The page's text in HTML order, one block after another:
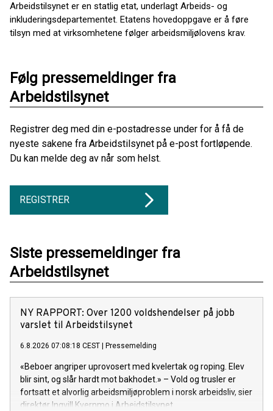
Arbeidstilsynet er en statlig etat, underlagt Arbeids- og
inkluderingsdepartementet. Etatens hovedoppgave er å føre
tilsyn med at virksomhetene følger arbeidsmiljølovens krav.
Følg pressemeldinger fra
Arbeidstilsynet
Registrer deg med din e-postadresse under for å få de
nyeste sakene fra Arbeidstilsynet på e-post fortløpende.
Du kan melde deg av når som helst.
REGISTRER
Siste pressemeldinger fra
Arbeidstilsynet
NY RAPPORT: Over 1200 voldshendelser på jobb
varslet til Arbeidstilsynet
6.8.2026 07:08:18 CEST Pressemelding
«Beboer angriper uprovosert med kvelertak og roping. Elev
blir sint, og slår hardt mot bakhodet.» – Vold og trusler er
fortsatt et alvorlig arbeidsmiljøproblem i norsk arbeidsliv, sier
direktør Ingvill Kvernmo i Arbeidstilsynet.